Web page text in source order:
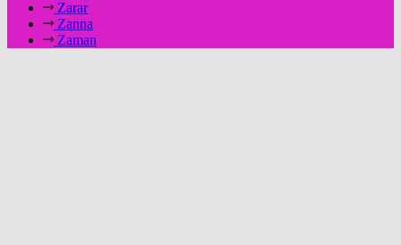
Zarar
Zanna
Zaman